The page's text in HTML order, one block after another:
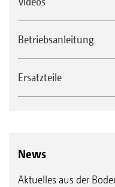
Betriebsanleitung
Ersatzteile
News
Aktuelles aus der